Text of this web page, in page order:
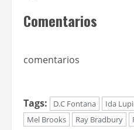
Comentarios
comentarios
Tags: D.C Fontana Ida
Mel Brooks
Ray Bradbury